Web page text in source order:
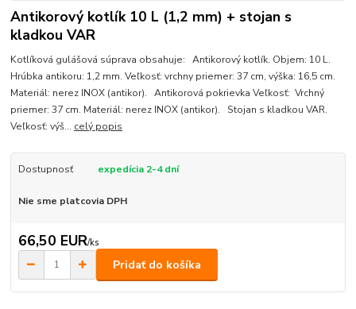
Antikorový kotlík 10 L (1,2 mm) + stojan s
kladkou VAR
Kotlíková gulášová súprava obsahuje: Antikorový kotlík. Objem: 10 L.
Hrúbka antikoru: 1,2 mm. Veľkosť: vrchny priemer: 37 cm, výška: 16,5 cm.
Materiál: nerez INOX (antikor). Antikorová pokrievka Veľkosť: Vrchný
priemer: 37 cm. Materiál: nerez INOX (antikor). Stojan s kladkou VAR.
Veľkosť: výš... celý popis
Dostupnosť expedícia 2-4 dní
Nie sme platcovia DPH
66,50 EUR/ks
Pridať do košíka